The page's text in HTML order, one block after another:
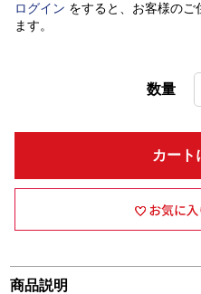
ログイン をすると、お客様の
ます。
数量
カート
商品説明